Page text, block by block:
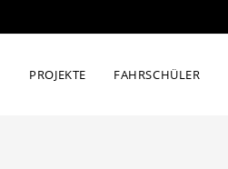
PROJEKTE FAHRSCHÜLER